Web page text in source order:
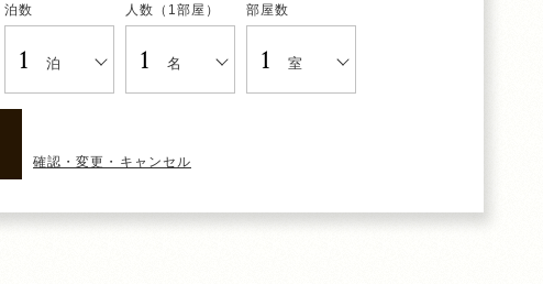
泊数
泊
人数（1部屋）
名
部屋数
室
確認・変更・キャンセル